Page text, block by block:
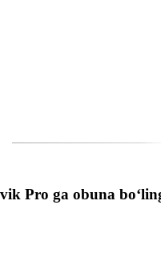
Pro ga obuna